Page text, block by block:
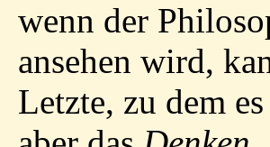
wenn der
ansehen wird,
Letzte, zu dem